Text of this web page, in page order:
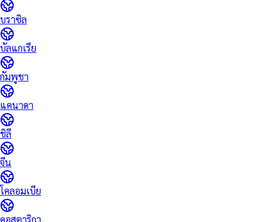
บราซิล
บัลแกเรีย
กัมพูชา
แคนาดา
ชิลี
จีน
โคลอมเบีย
คอสตาริกา